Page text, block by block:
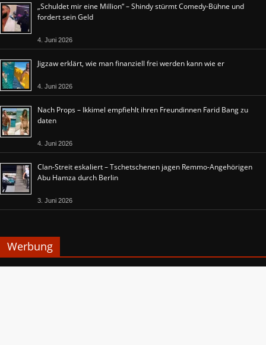
„Schuldet mir eine Million“ – Shindy stürmt Comedy-Bühne und
fordert sein Geld
4. Juni 2026
Jigzaw erklärt, wie man finanziell frei werden kann wie er
4. Juni 2026
Nach Props – Ikkimel empfiehlt ihren Freundinnen Farid Bang zu
daten
4. Juni 2026
Clan-Streit eskaliert – Tschetschenen jagen Remmo-Angehörigen
Abu Hamza durch Berlin
3. Juni 2026
Werbung